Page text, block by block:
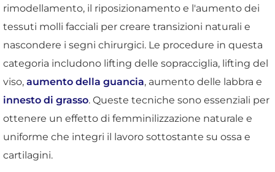
rimodellamento, il riposizionamento e l'aumento dei
tessuti molli facciali per creare transizioni naturali e
nascondere i segni chirurgici. Le procedure in questa
categoria includono lifting delle sopracciglia, lifting del
viso, aumento della guancia, aumento delle labbra e
innesto di grasso. Queste tecniche sono essenziali per
ottenere un effetto di femminilizzazione naturale e
uniforme che integri il lavoro sottostante su ossa e
cartilagini.